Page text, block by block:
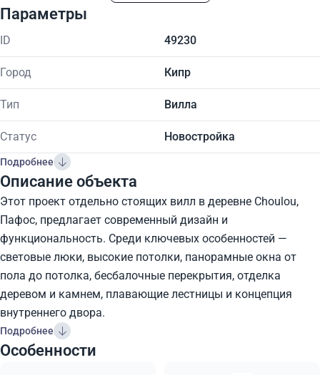
Параметры
ID 49230
Город Кипр
Тип Вилла
Статус Новостройка
Подробнее
Описание объекта
Этот проект отдельно стоящих вилл в деревне Choulou,
Пафос, предлагает современный дизайн и
функциональность. Среди ключевых особенностей —
световые люки, высокие потолки, панорамные окна от
пола до потолка, бесбалочные перекрытия, отделка
деревом и камнем, плавающие лестницы и концепция
внутреннего двора.
Подробнее
Особенности